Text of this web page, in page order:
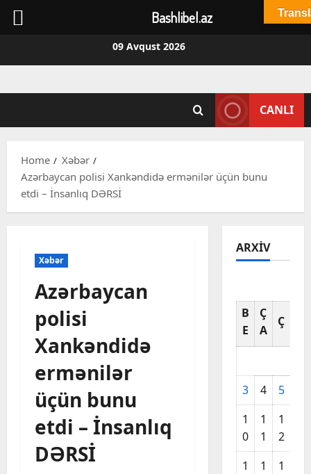
09 Avqust 2026
CANLI
Home
Xəbər
Azərbaycan polisi Xankəndidə ermənilər üçün bunu
etdi – İnsanlıq DƏRSİ
Xəbər
Azərbaycan
polisi
Xankəndidə
ermənilər
üçün bunu
etdi – İnsanlıq
DƏRSİ
ARXIV
B
E
Ç
A
Ç
3 4 5
1
0
1
1
1
2
1
1
1
Bashlibel.az